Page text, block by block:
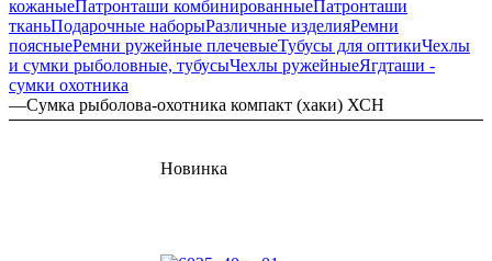
кожаныеПатронташи комбинированныеПатронташи
тканьПодарочные наборыРазличные изделияРемни
поясныеРемни ружейные плечевыеТубусы для оптикиЧехлы
и сумки рыболовные, тубусыЧехлы ружейныеЯгдташи -
сумки охотника
—Сумка рыболова-охотника компакт (хаки) ХСН
Новинка